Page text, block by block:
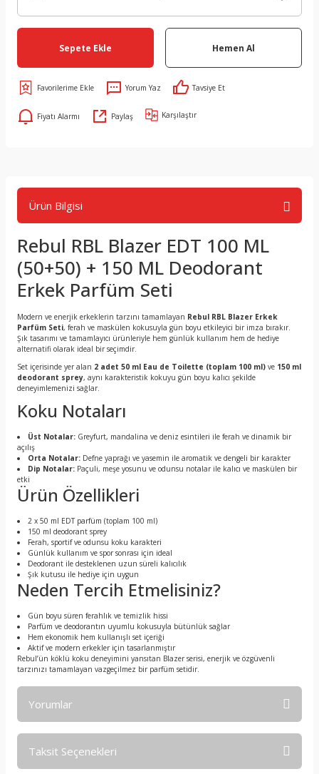
Sepete Ekle Hemen Al
Yorum Yaz Tavsiye Et
Fiyatı Alarmı Paylaş Karşılaştır
Ürün Bilgisi
Rebul RBL Blazer EDT 100 ML
(50+50) + 150 ML Deodorant
Erkek Parfüm Seti
Modern ve enerjik erkeklerin tarzını tamamlayan Rebul RBL Blazer Erkek
Parfüm Seti, ferah ve maskülen kokusuyla gün boyu etkileyici bir imza bırakır.
Şık tasarımı ve tamamlayıcı ürünleriyle hem günlük kullanım hem de hediye
alternatifi olarak ideal bir seçimdir.
Set içerisinde yer alan 2 adet 50 ml Eau de Toilette (toplam 100 ml) ve 150 ml
deodorant sprey, aynı karakteristik kokuyu gün boyu kalıcı şekilde
deneyimlemenizi sağlar.
Koku Notaları
Üst Notalar: Greyfurt, mandalina ve deniz esintileri ile ferah ve dinamik bir
açılış
Orta Notalar: Defne yaprağı ve yasemin ile aromatik ve dengeli bir karakter
Dip Notalar: Paçuli, meşe yosunu ve odunsu notalar ile kalıcı ve maskülen bir
etki
Ürün Özellikleri
2 x 50 ml EDT parfüm (toplam 100 ml)
150 ml deodorant sprey
Ferah, sportif ve odunsu koku karakteri
Günlük kullanım ve spor sonrası için ideal
Deodorant ile desteklenen uzun süreli kalıcılık
Şık kutusu ile hediye için uygun
Neden Tercih Etmelisiniz?
Gün boyu süren ferahlık ve temizlik hissi
Parfüm ve deodorantın uyumlu kokusuyla bütünlük sağlar
Hem ekonomik hem kullanışlı set içeriği
Aktif ve modern erkekler için tasarlanmıştır
Rebul’ün köklü koku deneyimini yansıtan Blazer serisi, enerjik ve özgüvenli
tarzınızı tamamlayan vazgeçilmez bir parfüm setidir.
Yorumlar
Taksit Seçenekleri